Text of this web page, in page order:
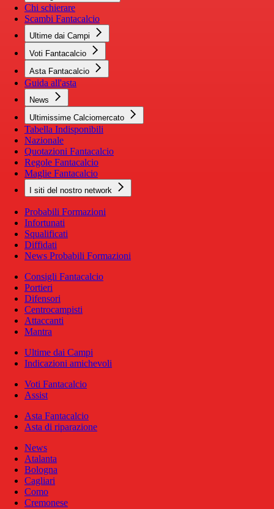
Chi schierare
Scambi Fantacalcio
Ultime dai Campi
Voti Fantacalcio
Asta Fantacalcio
Guida all'asta
News
Ultimissime Calciomercato
Tabella Indisponibili
Nazionale
Quotazioni Fantacalcio
Regole Fantacalcio
Maglie Fantacalcio
I siti del nostro network
Probabili Formazioni
Infortunati
Squalificati
Diffidati
News Probabili Formazioni
Consigli Fantacalcio
Portieri
Difensori
Centrocampisti
Attaccanti
Mantra
Ultime dai Campi
Indicazioni amichevoli
Voti Fantacalcio
Assist
Asta Fantacalcio
Asta di riparazione
News
Atalanta
Bologna
Cagliari
Como
Cremonese